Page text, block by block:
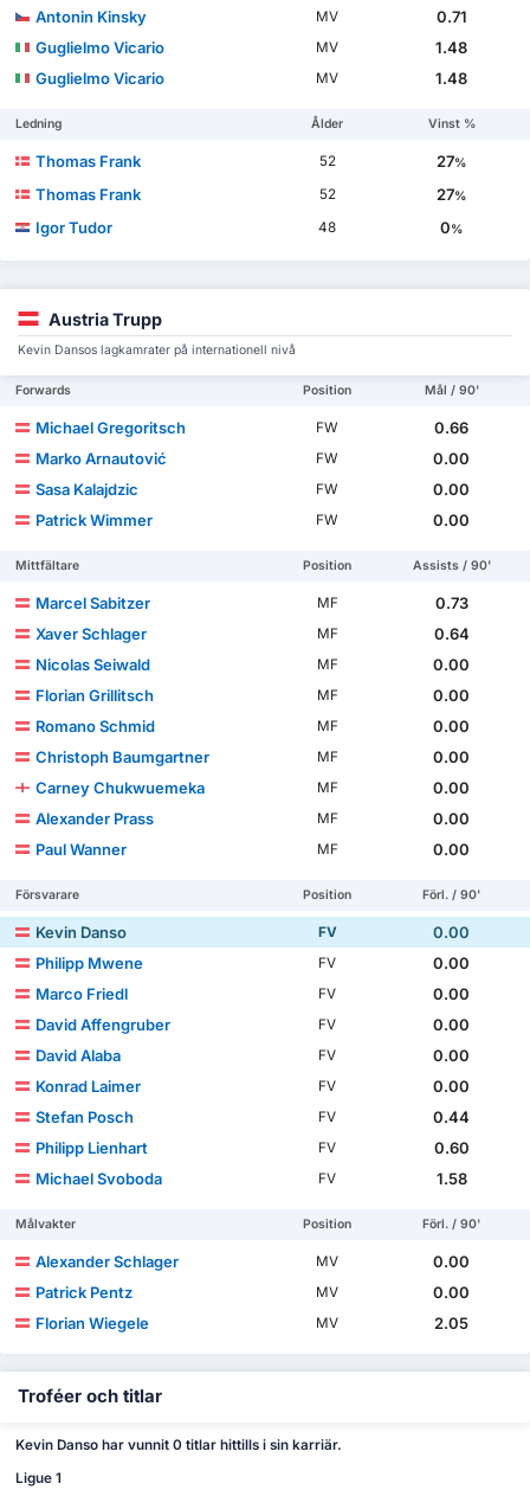
Antonin Kinsky
MV
0.71
Guglielmo Vicario
MV
1.48
Guglielmo Vicario
MV 1.48
Ledning Ålder Vinst %
Thomas Frank 52 27%
Thomas Frank 52 27%
Igor Tudor 48 0%
Austria Trupp
Kevin Dansos lagkamrater på internationell nivå
Forwards Position Mål / 90'
Michael Gregoritsch FW
0.66
Marko Arnautović
FW
0.00
Sasa Kalajdzic
FW
0.00
Patrick Wimmer
FW 0.00
Mittfältare Position Assists / 90'
Marcel Sabitzer MF
0.73
Xaver Schlager
MF
0.64
Nicolas Seiwald
MF
0.00
Florian Grillitsch
MF
0.00
Romano Schmid
MF
0.00
Christoph Baumgartner
MF
0.00
Carney Chukwuemeka
MF
0.00
Alexander Prass
MF
0.00
Paul Wanner
MF 0.00
Försvarare Position Förl. / 90'
Kevin Danso FV
0.00
Philipp Mwene
FV
0.00
Marco Friedl
FV
0.00
David Affengruber
FV
0.00
David Alaba
FV
0.00
Konrad Laimer
FV
0.00
Stefan Posch
FV
0.44
Philipp Lienhart
FV
0.60
Michael Svoboda
FV 1.58
Målvakter Position Förl. / 90'
Alexander Schlager MV
0.00
Patrick Pentz
MV
0.00
Florian Wiegele
MV 2.05
Troféer och titlar
Kevin Danso har vunnit 0 titlar hittills i sin karriär.
Ligue 1